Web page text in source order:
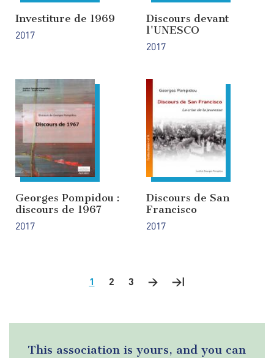
Investiture de 1969
2017
Discours devant
l'UNESCO
2017
Georges Pompidou :
discours de 1967
2017
Discours de San
Francisco
2017
1 2 3 >Next>|
This association is yours, and you can